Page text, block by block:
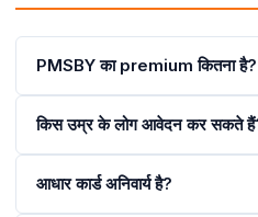
PMSBY का premium कितना है?
किस उम्र के लोग आवेदन कर सकते
आधार कार्ड अनिवार्य है?